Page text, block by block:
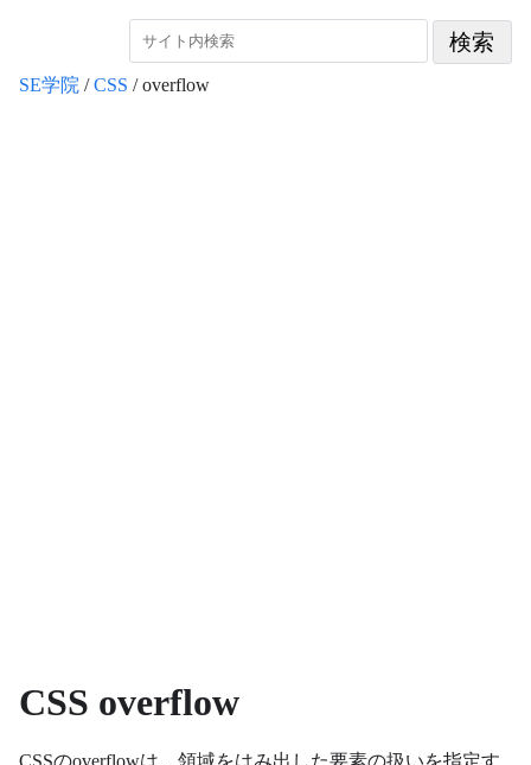
SE学院 /CSS / overflow
CSS overflow
CSSのoverflowは、領域をはみ出した要素の扱いを指定す